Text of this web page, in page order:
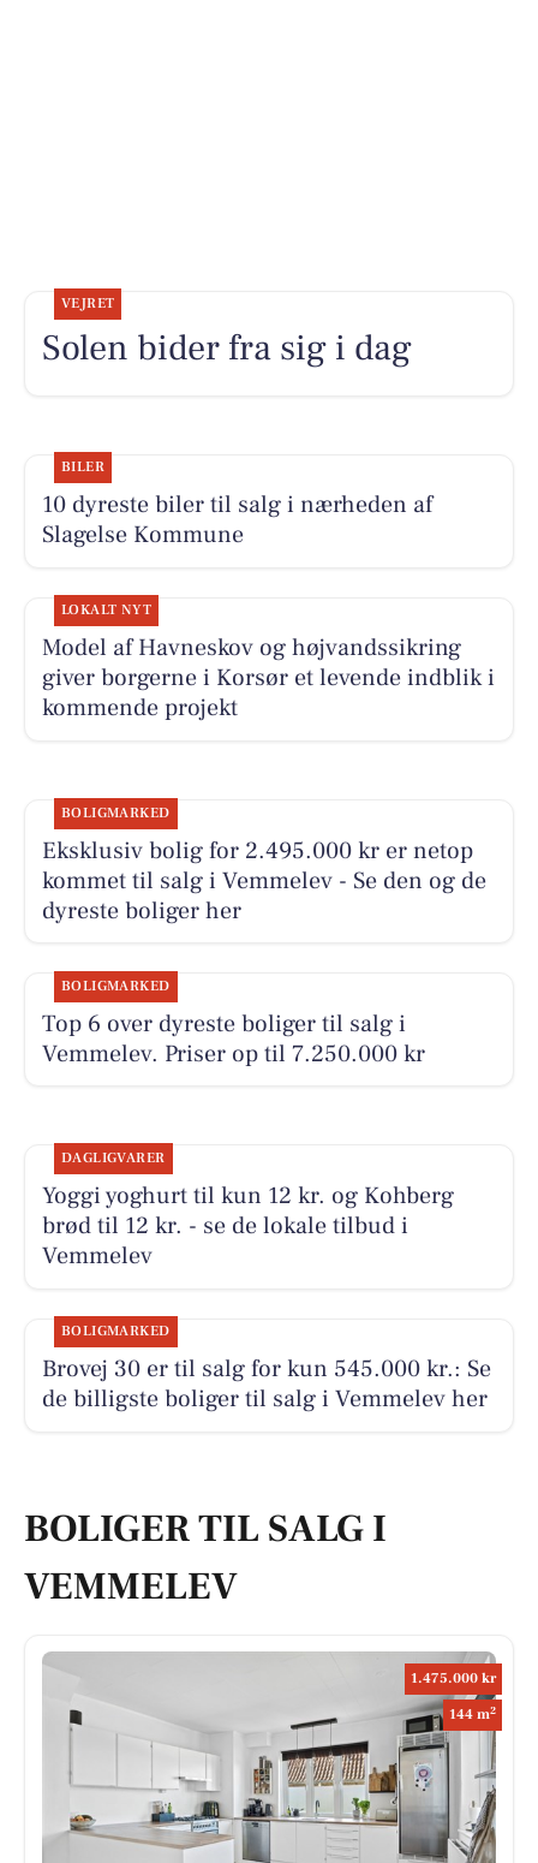
VEJRET
Solen bider fra sig i dag
BILER
10 dyreste biler til salg i nærheden af
Slagelse Kommune
LOKALT NYT
Model af Havneskov og højvandssikring
giver borgerne i Korsør et levende indblik i
kommende projekt
BOLIGMARKED
Eksklusiv bolig for 2.495.000 kr er netop
kommet til salg i Vemmelev - Se den og de
dyreste boliger her
BOLIGMARKED
Top 6 over dyreste boliger til salg i
Vemmelev. Priser op til 7.250.000 kr
DAGLIGVARER
Yoggi yoghurt til kun 12 kr. og Kohberg
brød til 12 kr. - se de lokale tilbud i
Vemmelev
BOLIGMARKED
Brovej 30 er til salg for kun 545.000 kr.: Se
de billigste boliger til salg i Vemmelev her
BOLIGER TIL SALG I
VEMMELEV
1.475.000 kr
144 m2